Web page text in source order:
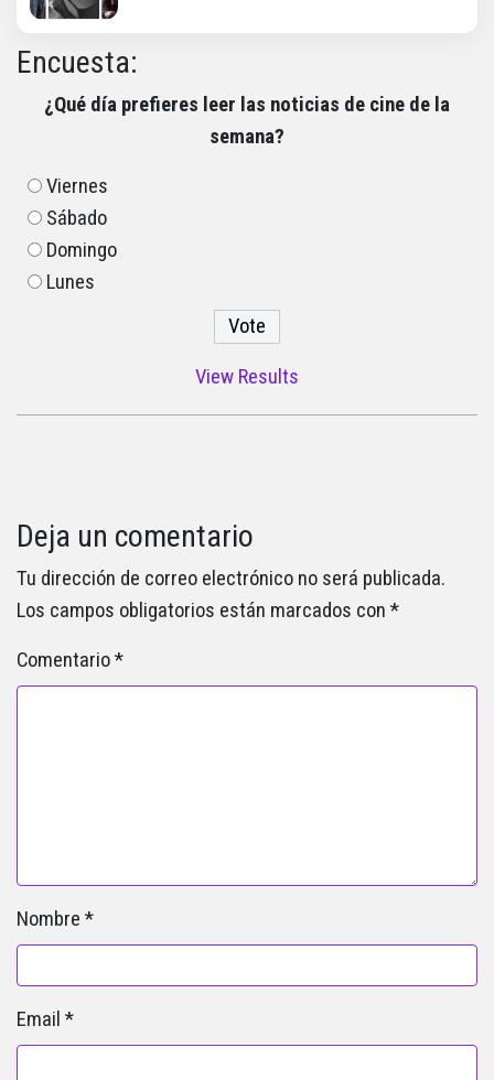
Encuesta:
¿Qué día prefieres leer las noticias de cine de la
semana?
Viernes
Sábado
Domingo
Lunes
View Results
Deja un comentario
Tu dirección de correo electrónico no será publicada.
Los campos obligatorios están marcados con *
Comentario*
Nombre *
Email *